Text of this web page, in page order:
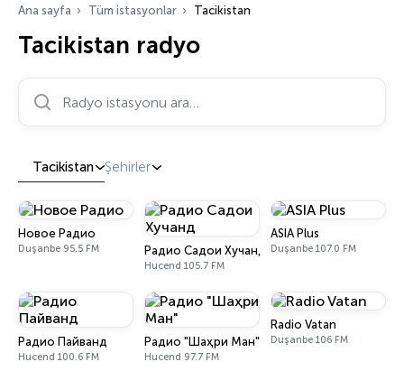
Ana sayfa Tüm istasyonlar Tacikistan
Tacikistan radyo
Radyo istasyonu ara…
Tacikistan Şehirler
Новое Радио
Duşanbe 95.5 FM Радио Садои Хучанд
Hucend 105.7 FM
ASIA Plus
Duşanbe 107.0 FM
Радио Пайванд
Hucend 100.6 FM
Радио "Шаҳри Ман"
Hucend 97.7 FM
Radio Vatan
Duşanbe 106 FM